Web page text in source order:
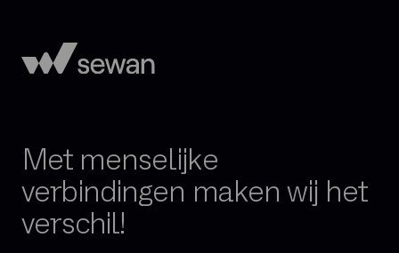
Exchange Online
Firewall per sessie
GB
Gedeelde glasvezel
Met menselijke
verbindingen maken wij het
verschil!